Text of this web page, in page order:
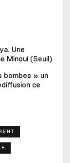
Une
Minoui (Seuil)
bombes » un
ce